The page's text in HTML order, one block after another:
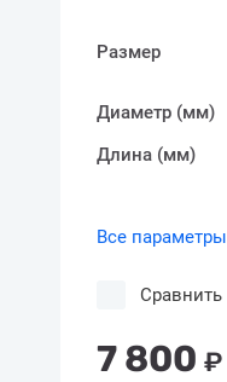
Размер
Диаметр (мм)
Длина (мм)
Все параметры
7 800 ₽
Сравнить